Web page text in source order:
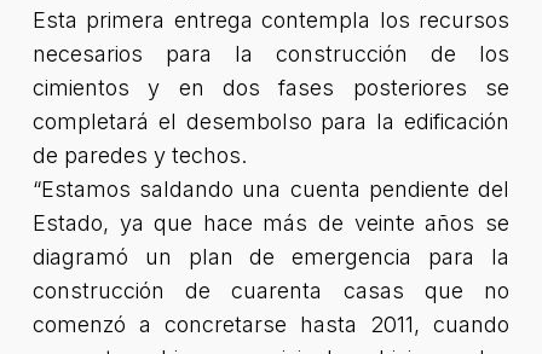
Esta primera entrega contempla los recursos
necesarios para la construcción de los
cimientos y en dos fases posteriores se
completará el desembolso para la edificación
de paredes y techos.
“Estamos saldando una cuenta pendiente del
Estado, ya que hace más de veinte años se
diagramó un plan de emergencia para la
construcción de cuarenta casas que no
comenzó a concretarse hasta 2011, cuando